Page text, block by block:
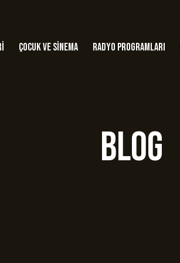
Çocuk ve Sinema Radyo Programları
Blog